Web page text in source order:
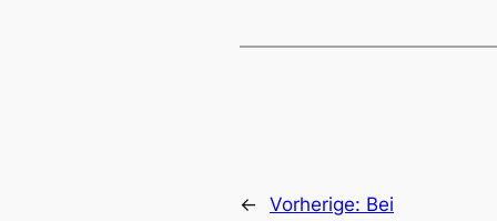
← Vorherige: Bei